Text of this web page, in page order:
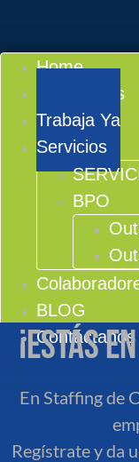
Home
Conócenos
Trabaja Ya
Servicios
BPO
BLOG
Contáctanos
¡Estás
En Staffing de
Regístrate y da